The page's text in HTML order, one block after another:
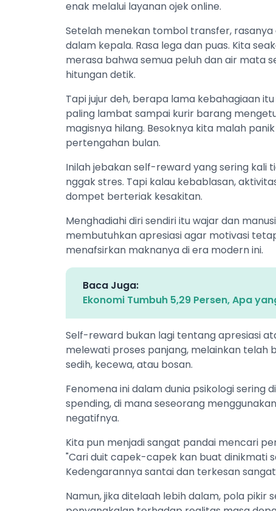
enak melalui layanan ojek online.
Setelah menekan tombol transfer,
dalam kepala. Rasa lega dan puas. Kita
merasa bahwa semua peluh dan air mata
hitungan detik.
Tapi jujur deh, berapa lama kebahagiaan
paling lambat sampai kurir barang
magisnya hilang. Besoknya kita malah
pertengahan bulan.
Inilah jebakan self-reward yang sering kali
nggak stres. Tapi kalau kebablasan,
dompet berteriak kesakitan.
Menghadiahi diri sendiri itu wajar dan
membutuhkan apresiasi agar motivasi
menafsirkan maknanya di era modern ini.
Baca Juga:
Ekonomi Tumbuh 5,29 Persen, Apa
Self-reward bukan lagi tentang apresiasi
melewati proses panjang, melainkan telah
sedih, kecewa, atau bosan.
Fenomena ini dalam dunia psikologi
spending, di mana seseorang
negatifnya.
Kita pun menjadi sangat pandai mencari
"Cari duit capek-capek kan buat dinikmati
Kedengarannya santai dan terkesan
Namun, jika ditelaah lebih dalam, pola